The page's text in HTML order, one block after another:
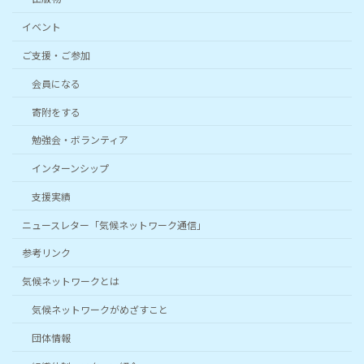
イベント
ご支援・ご参加
会員になる
寄附をする
勉強会・ボランティア
インターンシップ
支援実績
ニュースレター「気候ネットワーク通信」
参考リンク
気候ネットワークとは
気候ネットワークがめざすこと
団体情報